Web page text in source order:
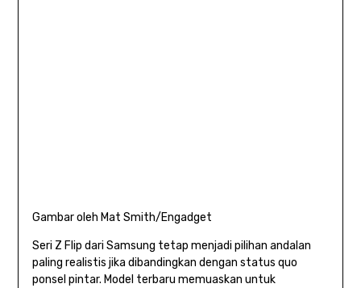
Gambar oleh Mat Smith/Engadget
Seri Z Flip dari Samsung tetap menjadi pilihan andalan
paling realistis jika dibandingkan dengan status quo
ponsel pintar. Model terbaru memuaskan untuk